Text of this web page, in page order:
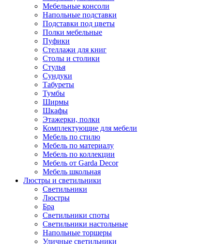
Мебельные консоли
Напольные подставки
Подставки под цветы
Полки мебельные
Пуфики
Стеллажи для книг
Столы и столики
Стулья
Сундуки
Табуреты
Тумбы
Ширмы
Шкафы
Этажерки, полки
Комплектующие для мебели
Мебель по стилю
Мебель по материалу
Мебель по коллекции
Мебель от Garda Decor
Мебель школьная
Люстры и светильники
Светильники
Люстры
Бра
Светильники споты
Светильники настольные
Напольные торшеры
Уличные светильники